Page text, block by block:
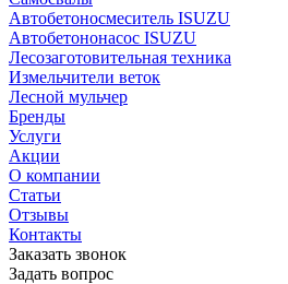
Автобетоносмеситель ISUZU
Автобетононасос ISUZU
Лесозаготовительная техника
Измельчители веток
Лесной мульчер
Бренды
Услуги
Акции
О компании
Статьи
Отзывы
Контакты
Заказать звонок
Задать вопрос